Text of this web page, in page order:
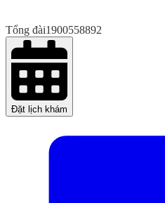
Tổng đài1900558892
Đặt lịch khám